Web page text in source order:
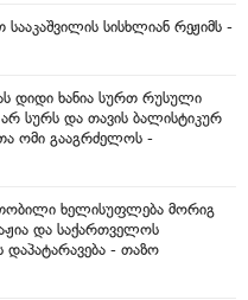
სააკაშვილის სისხლიან რეჟიმს -
დიდი ხანია სურთ რუსული
სურს და თავის ბალისტიკურ
ომი გააგრძელოს -
ხელისუფლება მორიგ
და საქართველოს
დაპატარავება - თაზო